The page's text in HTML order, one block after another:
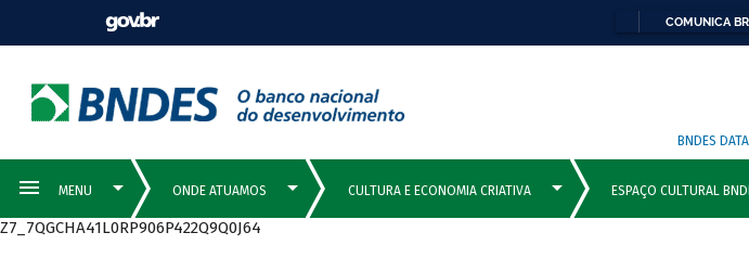
COMUNICA BR
BNDES DATA
Z7_7QGCHA41L0RP906P422Q9Q0J64